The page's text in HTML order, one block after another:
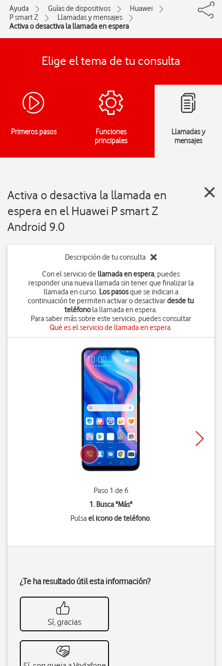
Ayuda Guías de dispositivos
Huawei
P smart Z
Llamadas y mensajes
Activa o desactiva la llamada en espera
Elige el tema de tu consulta
Primeros pasos
Funciones
principales
Llamadas y
mensajes
Activa o desactiva la llamada en
espera en el Huawei P smart Z
Android 9.0
Descripción de tu consulta
Con el servicio de llamada en espera, puedes
responder una nueva llamada sin tener que finalizar la
llamada en curso. Los pasosque se indican a
continuación te permiten activar o desactivardesde tu
teléfono la llamada en espera.
Para saber más sobre este servicio, puedes consultar
Qué es el servicio de llamada en espera.
Paso 1 de 6
1. Busca "Más"
Pulsael icono de teléfono.
¿Te ha resultado útil esta información?
Sí, gracias